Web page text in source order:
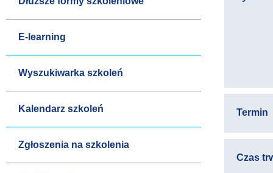
E-learning
Wyszukiwarka szkoleń
Kalendarz szkoleń
Zgłoszenia na szkolenia
Termin
Czas